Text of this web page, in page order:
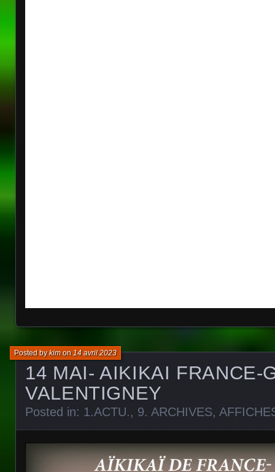
14 MAI- AIKIKAI FRANCE-
VALENTIGNEY
Posted bykimon14 avril 2023
Posted in: 1.ACTU., 9. ARCHIVES,